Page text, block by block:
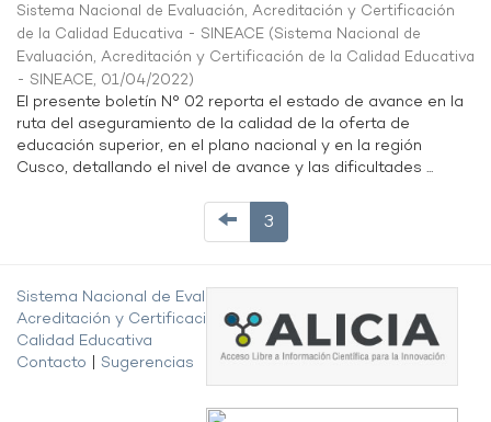
Sistema Nacional de Evaluación, Acreditación y Certificación
de la Calidad Educativa - SINEACE (Sistema Nacional de
Evaluación, Acreditación y Certificación de la Calidad Educativa
- SINEACE, 01/04/2022)
El presente boletín N° 02 reporta el estado de avance en la
ruta del aseguramiento de la calidad de la oferta de
educación superior, en el plano nacional y en la región
Cusco, detallando el nivel de avance y las dificultades ...
3
Sistema Nacional de Evaluación,
Acreditación y Certificación de la
Calidad Educativa
Contacto
Sugerencias